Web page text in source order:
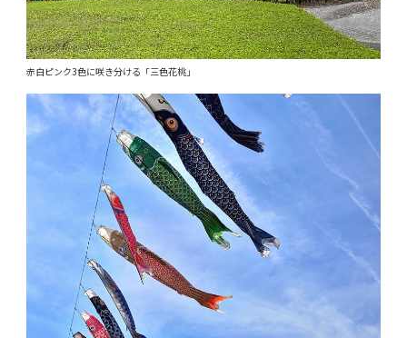
赤白ピンク3色に咲き分ける「三色花桃」